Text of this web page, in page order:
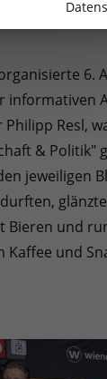
6.
informativen
Resl,
& Politik"
jeweiligen
Bieren und
und